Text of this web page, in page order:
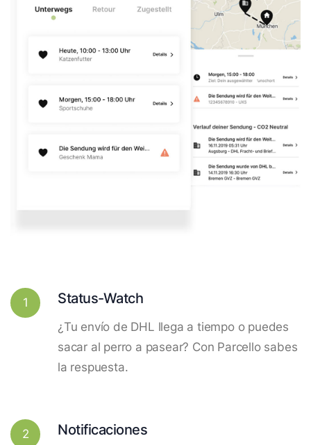
1 Status-Watch
¿Tu envío de DHL llega a tiempo o puedes
sacar al perro a pasear? Con Parcello sabes
la respuesta.
2 Notificaciones